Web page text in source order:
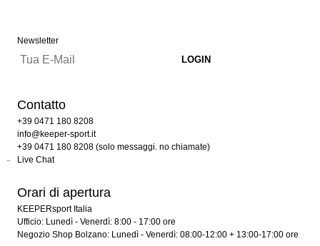
Newsletter
Contatto
+39 0471 180 8208
info@keeper-sport.it
+39 0471 180 8208 (solo messaggi. no chiamate)
Live Chat
Orari di apertura
KEEPERsport Italia
Ufficio: Lunedì - Venerdì: 8:00 - 17:00 ore
Negozio Shop Bolzano: Lunedì - Venerdì: 08:00-12:00 + 13:00-17:00 ore